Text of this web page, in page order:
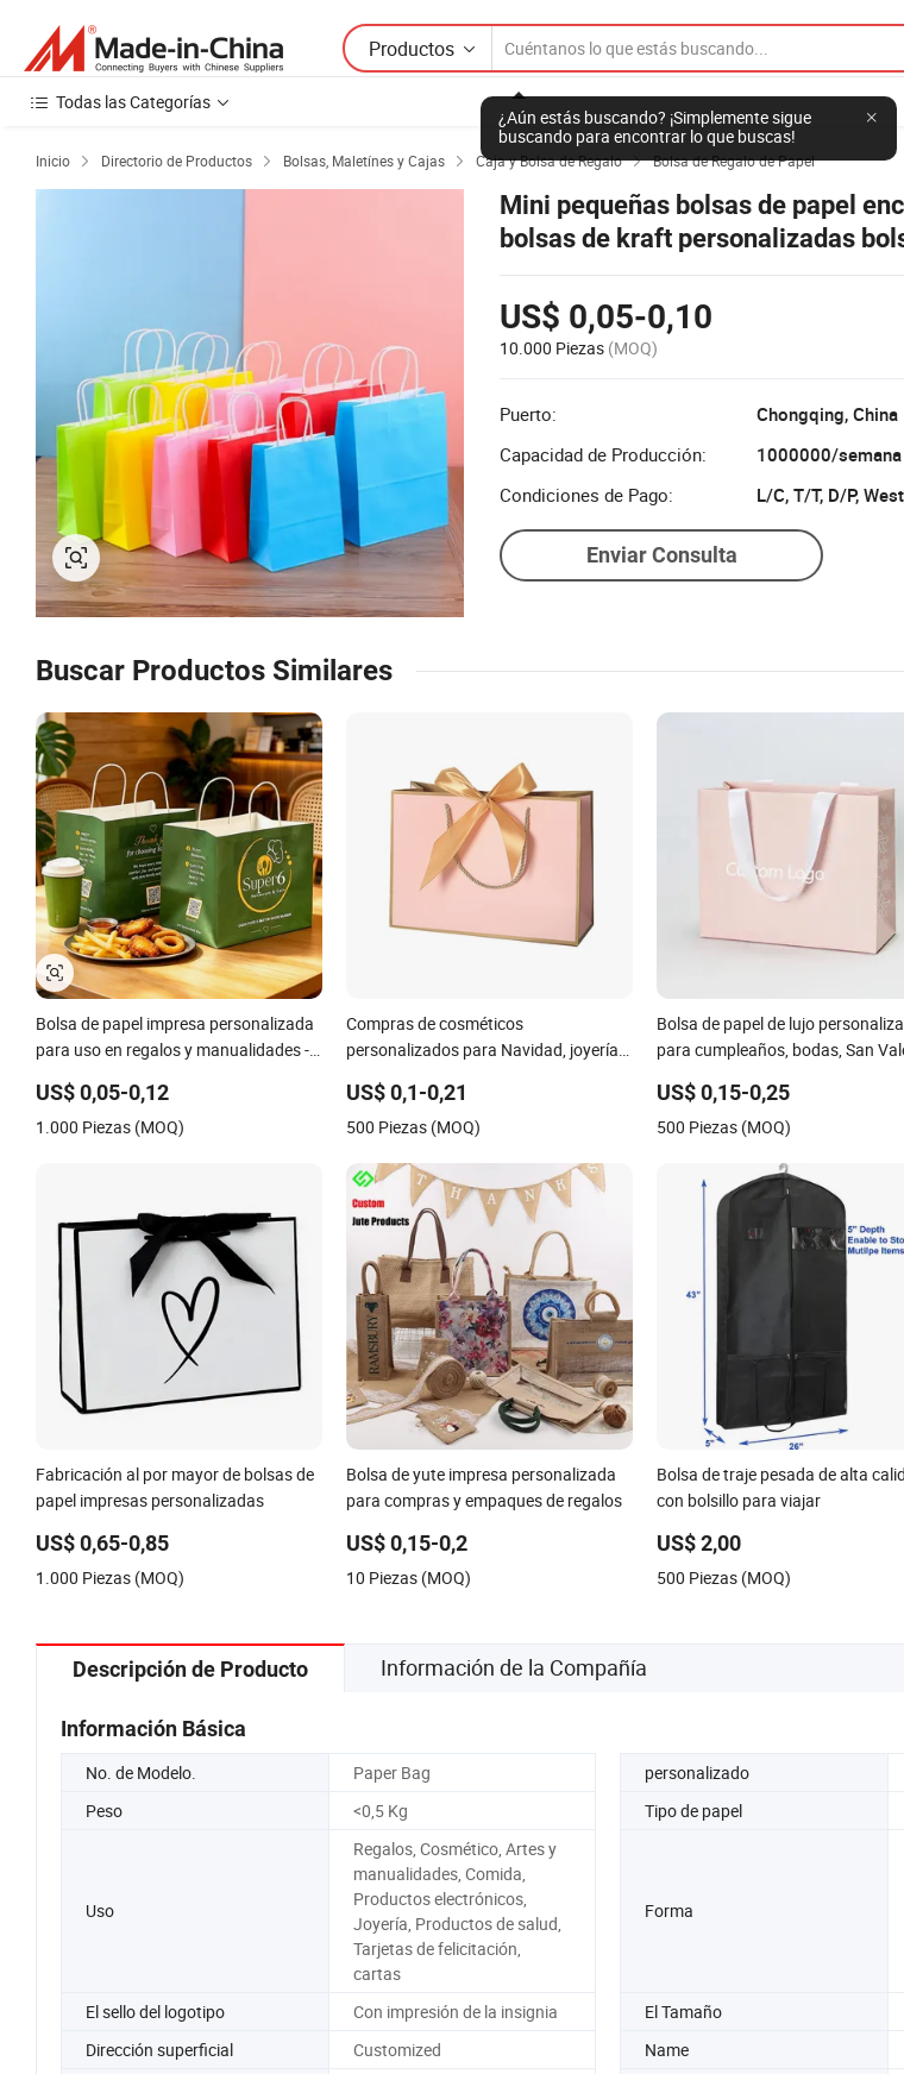
Productos
¿Aún estás buscando? ¡Simplemente sigue
buscando para encontrar lo que buscas!
Todas las Categorías
Inicio  Directorio de Productos  Bolsas, Maletínes y Cajas  Caja y Bolsa de Regalo  Bolsa de Regalo de Papel
Mini pequeñas bolsas de papel
bolsas de kraft personalizadas
US$ 0,05-0,10
10.000 Piezas (MOQ)
Puerto:
Chongqing, China
Capacidad de Producción:
1000000/semana
Condiciones de Pago:
L/C, T/T, D/P,
Enviar Consulta
Buscar Productos Similares
Bolsa de papel impresa personalizada
para uso en regalos y manualidades -
US$ 0,05-0,12
1.000 Piezas (MOQ)
Compras de cosméticos
personalizados para Navidad, joyería,
con asa de cartón, tote pequeña para
regalos, cinta cerrada, bolsa de envío
US$ 0,1-0,21
500 Piezas (MOQ)
Bolsa de papel de lujo
para cumpleaños, bodas, San
compras
US$ 0,15-0,25
500 Piezas (MOQ)
Fabricación al por mayor de bolsas de
papel impresas personalizadas
US$ 0,65-0,85
1.000 Piezas (MOQ)
Bolsa de yute impresa personalizada
para compras y empaques de regalos
US$ 0,15-0,2
10 Piezas (MOQ)
Bolsa de traje pesada de alta
con bolsillo para viajar
US$ 2,00
500 Piezas (MOQ)
Descripción de Producto Información de la Compañía
Información Básica
No. de Modelo. Paper Bag personalizado
Peso
<0,5 Kg Tipo de papel
Uso
Regalos, Cosmético, Artes y
manualidades, Comida,
Productos electrónicos,
Joyería, Productos de salud,
Tarjetas de felicitación,
cartas
Forma
El sello del logotipo Con impresión de la insignia El Tamaño
Dirección superficial
Customized Name